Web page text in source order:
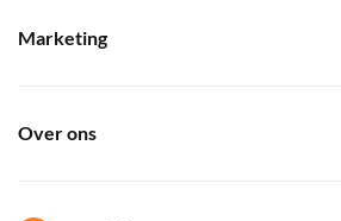
Marketing
Over ons